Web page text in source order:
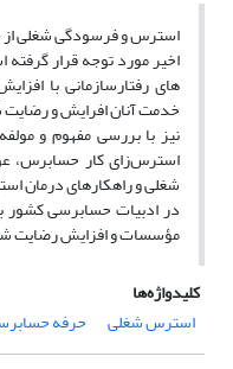
استرس و فرسودگی شغلی
اخیر مورد توجه قرار
های رفتارسازمانی با
خدمت آنان افرایش و
نیز با بررسی مفهوم و
استرس‌زای کار حسابرس،
شغلی و راهکارهای درمان
در ادبیات حسابرسی کشور
مؤسسات و افزایش رضایت
کلیدواژه‌ها
استرس شغلی
حرفه